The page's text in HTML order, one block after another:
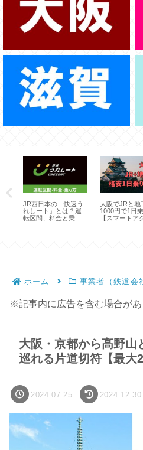
JR西日本の「快速う
れしート」とは？運
転区間、料金と乗り
大阪でJRと地
1000円で1日
【スマートア
ホーム 事業者（鉄道会
※記事内に広告を含む場合があ
大阪・京都から高野山
巡れる片道切符【最大2
2024.07.25 2024.12.30